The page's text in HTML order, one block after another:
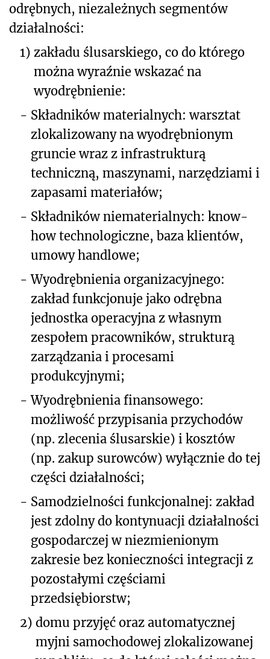
odrębnych, niezależnych segmentów
działalności:
1) zakładu ślusarskiego, co do którego
można wyraźnie wskazać na
wyodrębnienie:
- Składników materialnych: warsztat
zlokalizowany na wyodrębnionym
gruncie wraz z infrastrukturą
techniczną, maszynami, narzędziami i
zapasami materiałów;
- Składników niematerialnych: know-
how technologiczne, baza klientów,
umowy handlowe;
- Wyodrębnienia organizacyjnego:
zakład funkcjonuje jako odrębna
jednostka operacyjna z własnym
zespołem pracowników, strukturą
zarządzania i procesami
produkcyjnymi;
- Wyodrębnienia finansowego:
możliwość przypisania przychodów
(np. zlecenia ślusarskie) i kosztów
(np. zakup surowców) wyłącznie do tej
części działalności;
- Samodzielności funkcjonalnej: zakład
jest zdolny do kontynuacji działalności
gospodarczej w niezmienionym
zakresie bez konieczności integracji z
pozostałymi częściami
przedsiębiorstw;
2) domu przyjęć oraz automatycznej
myjni samochodowej zlokalizowanej